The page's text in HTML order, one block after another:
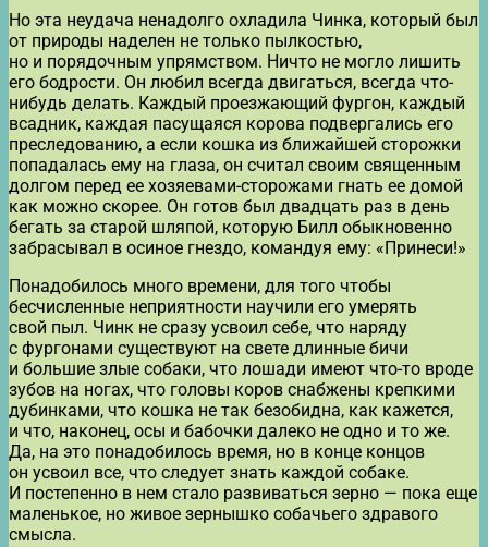
Но эта неудача ненадолго охладила Чинка, который был
от природы наделен не только пылкостью,
но и порядочным упрямством. Ничто не могло лишить
его бодрости. Он любил всегда двигаться, всегда что-
нибудь делать. Каждый проезжающий фургон, каждый
всадник, каждая пасущаяся корова подвергались его
преследованию, а если кошка из ближайшей сторожки
попадалась ему на глаза, он считал своим священным
долгом перед ее хозяевами-сторожами гнать ее домой
как можно скорее. Он готов был двадцать раз в день
бегать за старой шляпой, которую Билл обыкновенно
забрасывал в осиное гнездо, командуя ему: «Принеси!»
Понадобилось много времени, для того чтобы
бесчисленные неприятности научили его умерять
свой пыл. Чинк не сразу усвоил себе, что наряду
с фургонами существуют на свете длинные бичи
и большие злые собаки, что лошади имеют что-то вроде
зубов на ногах, что головы коров снабжены крепкими
дубинками, что кошка не так безобидна, как кажется,
и что, наконец, осы и бабочки далеко не одно и то же.
Да, на это понадобилось время, но в конце концов
он усвоил все, что следует знать каждой собаке.
И постепенно в нем стало развиваться зерно — пока еще
маленькое, но живое зернышко собачьего здравого
смысла.